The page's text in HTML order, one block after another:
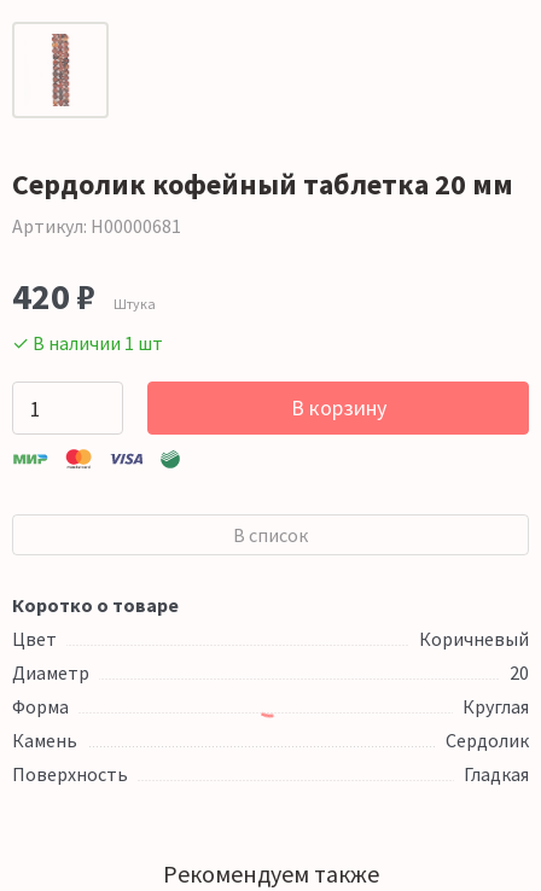
Сердолик кофейный таблетка 20 мм
Артикул: Н00000681
420 ₽ Штука
✓ В наличии 1 шт
В корзину
В список
Коротко о товаре
Цвет
Коричневый
Диаметр
20
Форма
Круглая
Камень
Сердолик
Поверхность
Гладкая
Рекомендуем также